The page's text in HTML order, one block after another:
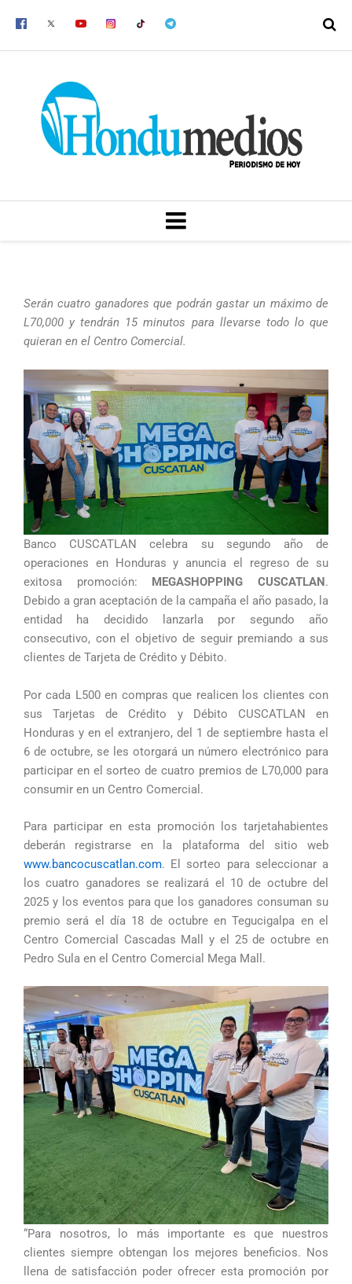
MENU
Serán cuatro ganadores que podrán gastar un máximo de
L70,000 y tendrán 15 minutos para llevarse todo lo que
quieran en el Centro Comercial.
Banco CUSCATLAN celebra su segundo año de
operaciones en Honduras y anuncia el regreso de su
exitosa promoción:
MEGASHOPPING CUSCATLAN .
Debido a gran aceptación de la campaña el año pasado, la
entidad ha decidido lanzarla por segundo año
consecutivo, con el objetivo de seguir premiando a sus
clientes de Tarjeta de Crédito y Débito.
Por cada L500 en compras que realicen los clientes con
sus Tarjetas de Crédito y Débito CUSCATLAN en
Honduras y en el extranjero, del 1 de septiembre hasta el
6 de octubre, se les otorgará un número electrónico para
participar en el sorteo de cuatro premios de L70,000 para
consumir en un Centro Comercial.
Para participar en esta promoción los tarjetahabientes
deberán registrarse en la plataforma del sitio web
www.bancocuscatlan.com. El sorteo para seleccionar a
los cuatro ganadores se realizará el 10 de octubre del
2025 y los eventos para que los ganadores consuman su
premio será el día 18 de octubre en Tegucigalpa en el
Centro Comercial Cascadas Mall y el 25 de octubre en
Pedro Sula en el Centro Comercial Mega Mall.
“Para nosotros, lo más importante es que nuestros
clientes siempre obtengan los mejores beneficios. Nos
llena de satisfacción poder ofrecer esta promoción por